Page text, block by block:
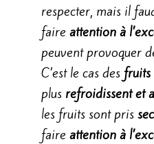
respecter, mais il
faire attention à
peuvent provoquer
C’est le cas des fruits
plus refroidissent et
les fruits sont pris
faire attention à